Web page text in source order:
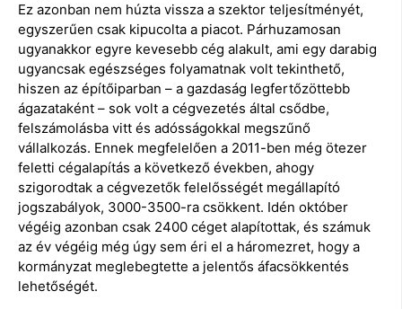
Ez azonban nem húzta vissza a szektor teljesítményét,
egyszerűen csak kipucolta a piacot. Párhuzamosan
ugyanakkor egyre kevesebb cég alakult, ami egy darabig
ugyancsak egészséges folyamatnak volt tekinthető,
hiszen az építőiparban – a gazdaság legfertőzöttebb
ágazataként – sok volt a cégvezetés által csődbe,
felszámolásba vitt és adósságokkal megszűnő
vállalkozás. Ennek megfelelően a 2011-ben még ötezer
feletti cégalapítás a következő években, ahogy
szigorodtak a cégvezetők felelősségét megállapító
jogszabályok, 3000-3500-ra csökkent. Idén október
végéig azonban csak 2400 céget alapítottak, és számuk
az év végéig még úgy sem éri el a háromezret, hogy a
kormányzat meglebegtette a jelentős áfacsökkentés
lehetőségét.